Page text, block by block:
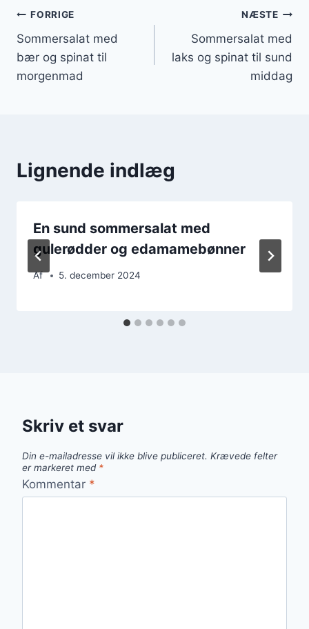
Indlægsnavigation
FORRIGE
Sommersalat med
bær og spinat til
morgenmad
NÆSTE
Sommersalat med
laks og spinat til sund
middag
Lignende indlæg
En sund sommersalat med
gulerødder og edamamebønner
Af 5. december 2024
Skriv et svar
Din e-mailadresse vil ikke blive publiceret. Krævede felter
er markeret med *
Kommentar *